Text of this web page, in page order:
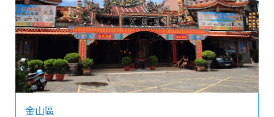
金山區